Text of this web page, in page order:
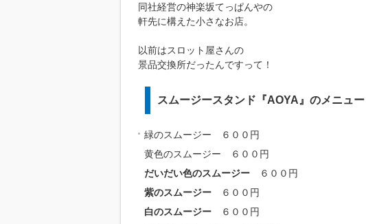
同社経営の神楽坂てっぱんやの
軒先に構えた小さなお店。
以前はスロット屋さんの
景品交換所だったんですって！
スムージースタンド『AOYA』のメニュー
緑のスムージー ６００円
黄色のスムージー ６００円
だいだい色のスムージー ６００円
紫のスムージー ６００円
白のスムージー ６００円